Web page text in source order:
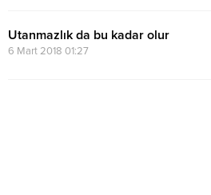
Utanmazlık da bu kadar olur
6 Mart 2018 01:27